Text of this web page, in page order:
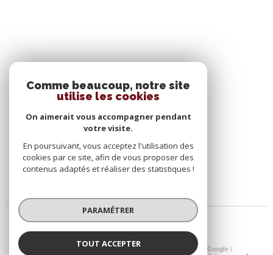
© 2026 | Tous droits réservés | Traduction powered by Google |
Comme beaucoup, notre site
utilise les cookies
On aimerait vous accompagner pendant
votre visite.
En poursuivant, vous acceptez l'utilisation des
cookies par ce site, afin de vous proposer des
contenus adaptés et réaliser des statistiques !
PARAMÉTRER
TOUT ACCEPTER